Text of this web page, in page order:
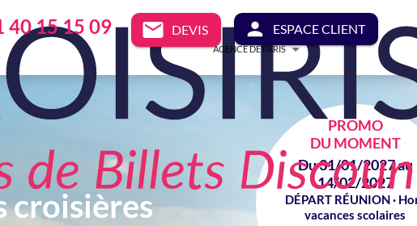
40 15 15 09 DEVIS ESPACE CLIENT
AGENCE DE PARIS
croisières
PROMO
DU MOMENT
Du 31/01/2027 au
14/02/2027
DÉPART RÉUNION ·
vacances scolaires